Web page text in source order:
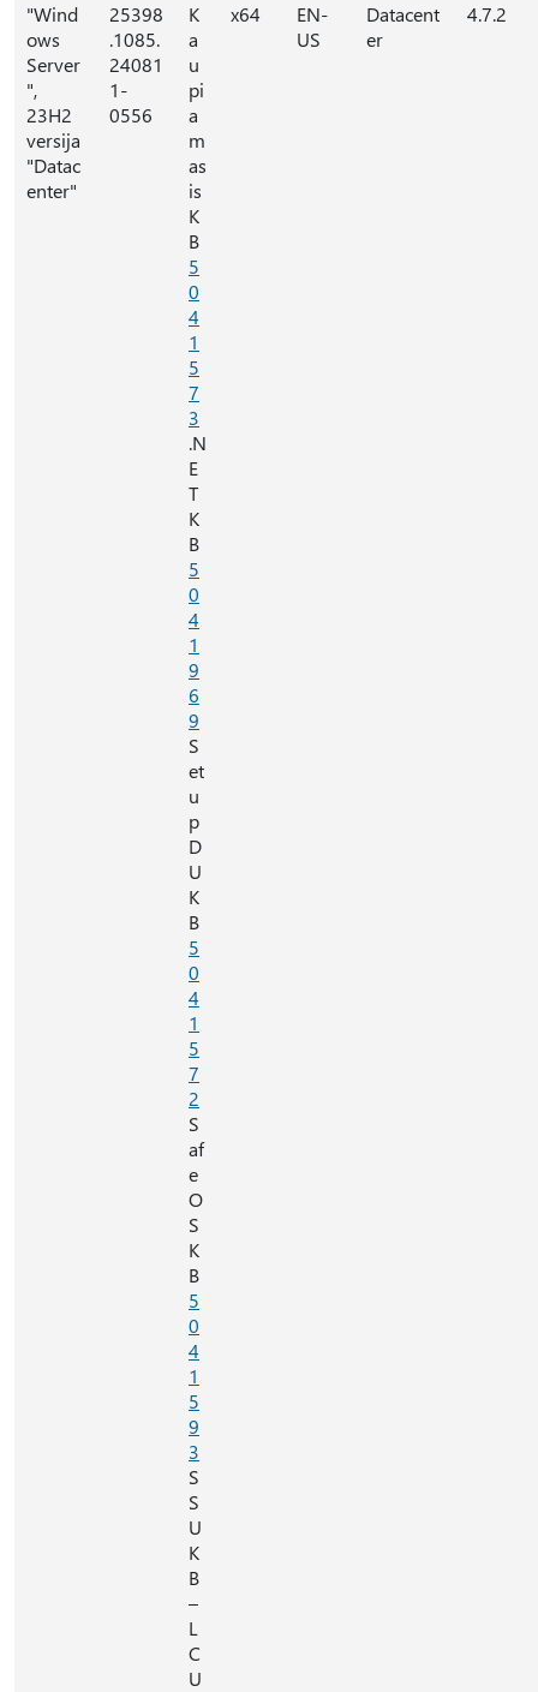
"Wind
ows
Server
",
23H2
versija
"Datac
enter"
25398
.1085.
24081
1-
0556
K
a
u
pi
a
m
as
is
K
B
5
0
4
1
5
7
3
.N
E
T
K
B
5
0
4
1
9
6
9
S
et
u
p
D
U
K
B
5
0
4
1
5
7
2
S
af
e
O
S
K
B
5
0
4
1
5
9
3
S
S
U
K
B
–
L
C
U
x64
EN-
US
Datacent
er
4.7.2